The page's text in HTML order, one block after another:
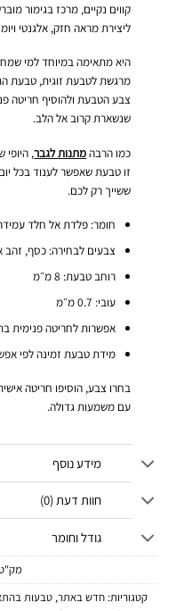
קווים נקיים, מרכז בגימור
ליצירת מראה חזק, אלגנטי
היא מתאימה במיוחד למי
מרגשת לטבעת זוגית, טבעת
צבע הטבעת ולהוסיף חריטה
שנשארת קרוב אל הלב.
כמו הרבהמתנות לגבר,
זו טבעת שאפשר לענוד בכל
ששייך רק לכם.
חומר: פלדת אל חלד
צבעים לבחירה: כסף, זהב
רוחב טבעת: 8 מ״מ
עובי: 0.7 מ״מ
אפשרות לחריטה פנימית
מידת טבעת זמינה לפי
בחרו צבע, הוסיפו חריטה
עם משמעות גדולה.
מידע נוסף
חוות דעת (0)
גודל וחומר
קטגוריות: חדש באתר, טבעות